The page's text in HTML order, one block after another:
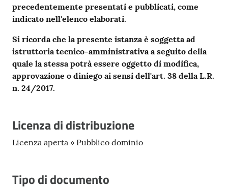
precedentemente presentati e pubblicati, come
indicato nell'elenco elaborati.
Si ricorda che la presente istanza è soggetta ad
istruttoria tecnico-amministrativa a seguito della
quale la stessa potrà essere oggetto di modifica,
approvazione o diniego ai sensi dell'art. 38 della L.R.
n. 24/2017.
Licenza di distribuzione
Licenza aperta » Pubblico dominio
Tipo di documento